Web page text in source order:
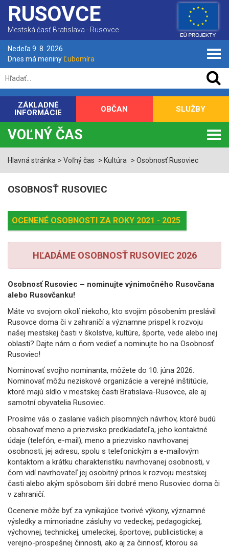
RUSOVCE
Mestská časť Bratislava - Rusovce
Nedeľa 9. 8. 2026
Dnes má meniny Ľubomíra
ZÁKLADNÉ
INFORMÁCIE
OBČAN SLUŽBY
VOĽNÝ ČAS
Hlavná stránka Voľný čas Kultúra Osobnosť Rusoviec
OSOBNOSŤ RUSOVIEC
OCENENÉ OSOBNOSTI ZA ROKY 2021 - 2025
HĽADÁME OSOBNOSŤ RUSOVIEC 2026
Osobnosť Rusoviec – nominujte výnimočného Rusovčana
alebo Rusovčanku!
Máte vo svojom okolí niekoho, kto svojim pôsobením preslávil
Rusovce doma či v zahraničí a významne prispel k rozvoju
našej mestskej časti v školstve, kultúre, športe, vede alebo inej
oblasti? Dajte nám o ňom vedieť a nominujte ho na Osobnosť
Rusoviec!
Nominovať svojho nominanta, môžete do 10. júna 2026.
Nominovať môžu neziskové organizácie a verejné inštitúcie,
ktoré majú sídlo v mestskej časti Bratislava-Rusovce, ale aj
samotní obyvatelia Rusoviec.
Prosíme vás o zaslanie vašich písomných návrhov, ktoré budú
obsahovať meno a priezvisko predkladateľa, jeho kontaktné
údaje (telefón, e-mail), meno a priezvisko navrhovanej
osobnosti, jej adresu, spolu s telefonickým a e-mailovým
kontaktom a krátku charakteristiku navrhovanej osobnosti, v
čom vidí navrhovateľ jej osobitný prínos k rozvoju mestskej
časti alebo akým spôsobom šíri dobré meno Rusoviec doma či
v zahraničí.
Ocenenie môže byť za vynikajúce tvorivé výkony, významné
výsledky a mimoriadne zásluhy vo vedeckej, pedagogickej,
výchovnej, technickej, umeleckej, športovej, publicistickej a
verejno-prospešnej činnosti, ako aj za činnosť, ktorou sa